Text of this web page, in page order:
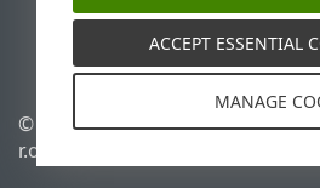
ESET Status Portal
地區設定
© 1992 - 2026 ESET, spol. s
r.o. - 保留所有權利。
ACCEPT ESSENTIAL
MANAGE